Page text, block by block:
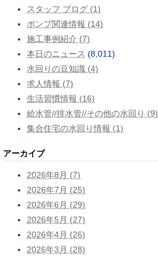
スタッフ ブログ (1)
ポンプ関連情報 (14)
施工事例紹介 (7)
本日のニュース (8,011)
水回りの豆知識 (4)
求人情報 (7)
生活習慣情報 (16)
給水管//排水管//その他の水回り (9)
集合住宅の水回り情報 (1)
アーカイブ
2026年8月 (7)
2026年7月 (25)
2026年6月 (29)
2026年5月 (27)
2026年4月 (26)
2026年3月 (28)